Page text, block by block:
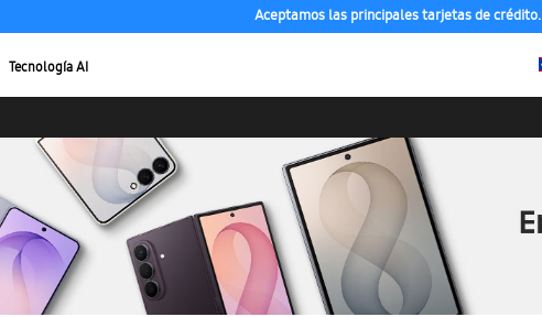
Aceptamos las principales tarjetas de crédito.
Tecnología AI